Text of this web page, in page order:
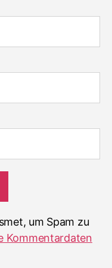
um Spam zu
Kommentardaten